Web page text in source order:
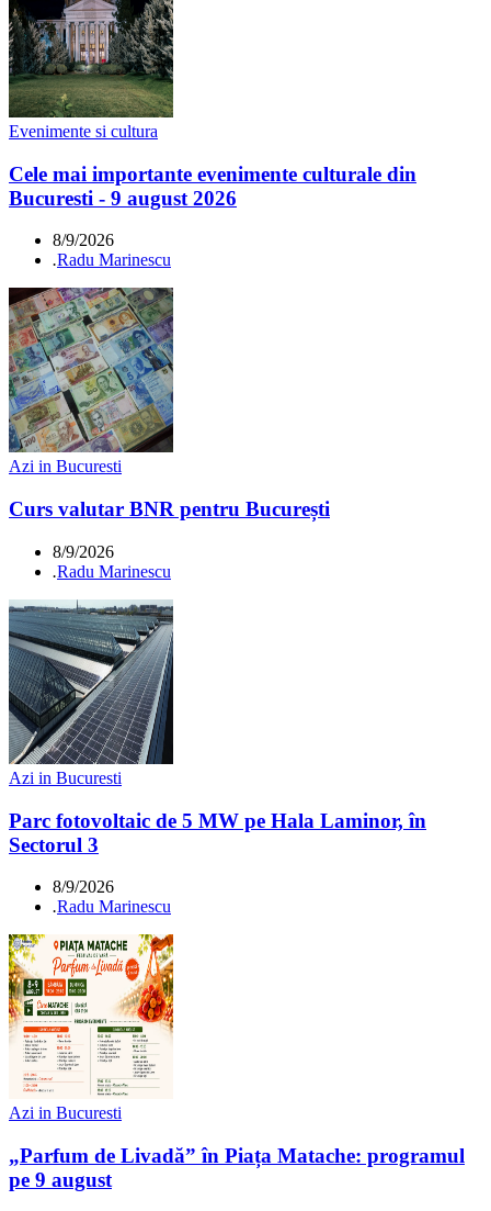
Evenimente si cultura
Cele mai importante evenimente culturale din
Bucuresti - 9 august 2026
8/9/2026
.Radu Marinescu
Azi in Bucuresti
Curs valutar BNR pentru București
8/9/2026
.Radu Marinescu
Azi in Bucuresti
Parc fotovoltaic de 5 MW pe Hala Laminor, în
Sectorul 3
8/9/2026
.Radu Marinescu
Azi in Bucuresti
„Parfum de Livadă” în Piața Matache: programul
pe 9 august